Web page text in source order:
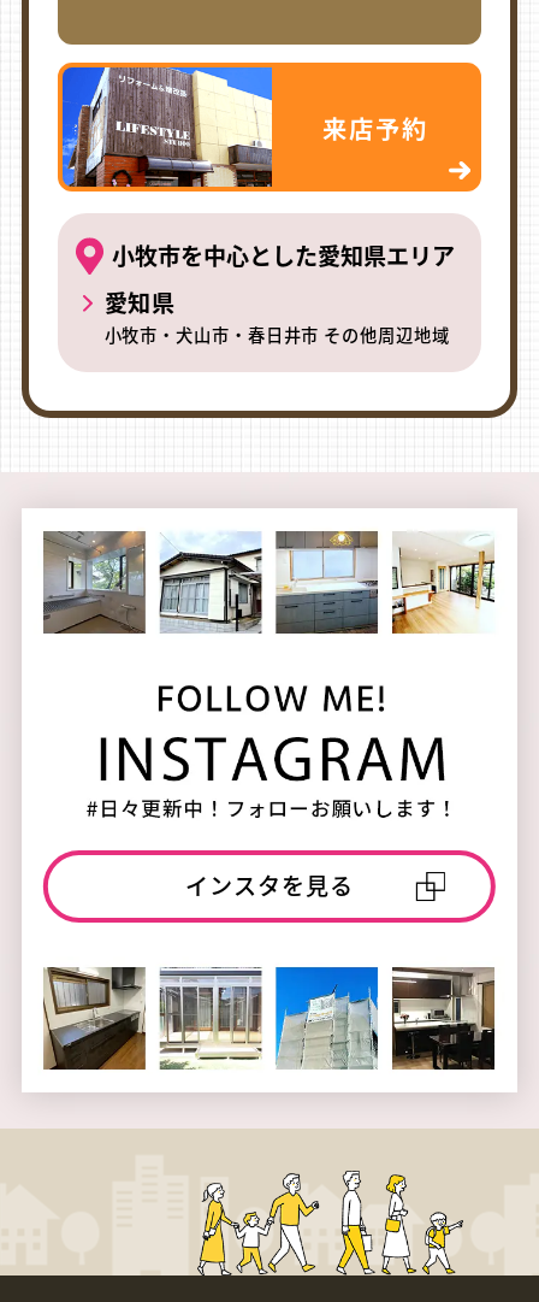
来店予約
小牧市を中心とした愛知県エリア
愛知県
小牧市・犬山市・春日井市 その他周辺地域
インスタを見る